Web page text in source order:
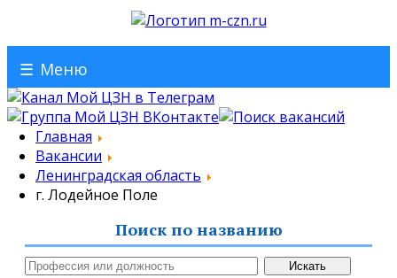
☰ Меню
Главная
Вакансии
Ленинградская область
г. Лодейное Поле
Поиск по названию